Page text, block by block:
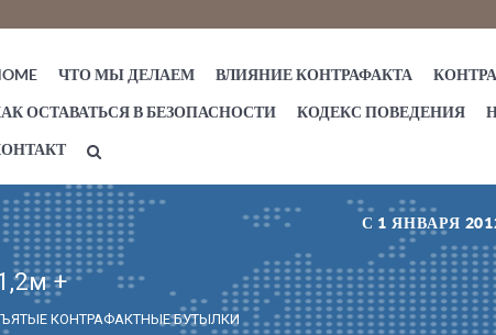
ЧТО МЫ ДЕЛАЕМ ВЛИЯНИЕ КОНТРАФАКТА
ОСТАВАТЬСЯ В БЕЗОПАСНОСТИ КОДЕКС ПОВЕДЕНИЯ
С 1 ЯНВАРЯ
м +
КОНТРАФАКТНЫЕ БУТЫЛКИ